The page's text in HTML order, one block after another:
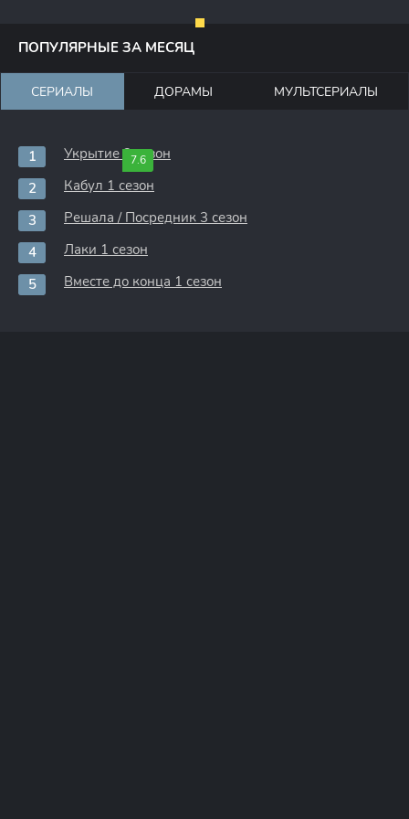
ПОПУЛЯРНЫЕ ЗА МЕСЯЦ
СЕРИАЛЫ ДОРАМЫ МУЛЬТСЕРИАЛЫ
7.6
Укрытие 3 сезон
Кабул 1 сезон
Решала / Посредник 3 сезон
Лаки 1 сезон
Вместе до конца 1 сезон